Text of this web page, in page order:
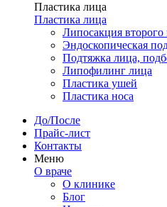
Пластика лица
Пластика лица
Липосакция второго
Эндоскопическая
Подтяжка лица,
Липофилинг лица
Пластика ушей
Пластика носа
До/После
Прайс-лист
Контакты
Меню
О враче
О клинике
Блог